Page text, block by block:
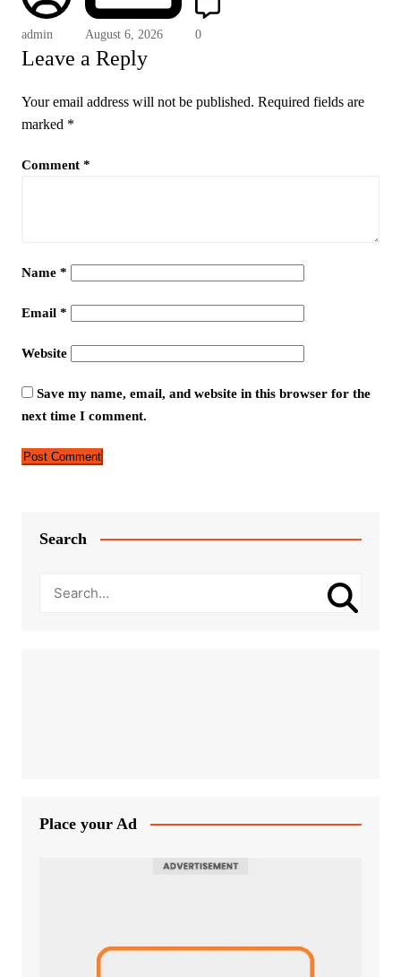
admin August 6, 2026 0
Leave a Reply
Your email address will not be published. Required fields are
marked *
Comment *
Name *
Email *
Website
Save my name, email, and website in this browser for the
next time I comment.
Search
Place your Ad